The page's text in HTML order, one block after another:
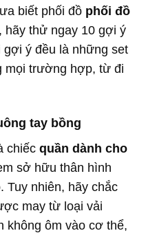
biết phối đồ phối đồ
hãy thử ngay 10 gợi ý
ý đều là những set
mọi trường hợp, từ đi
tay bồng
chiếc quần dành cho
sở hữu thân hình
Tuy nhiên, hãy chắc
may từ loại vải
không ôm vào cơ thể,